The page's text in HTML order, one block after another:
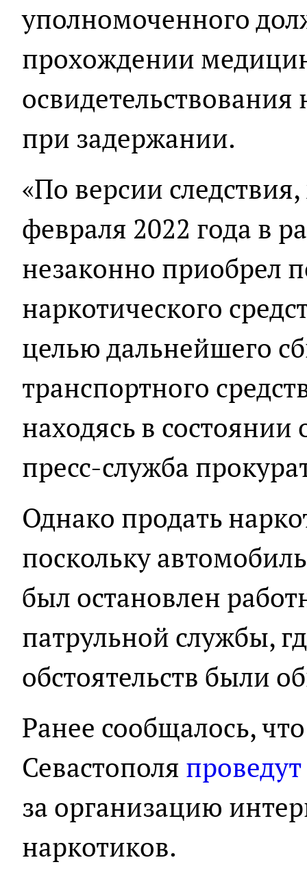
уполномоченного
прохождении
при задержании.
«По версии
февраля 2022 года в
незаконно приобрел
наркотического
целью дальнейшего
транспортного
находясь в
пресс-служба
Однако продать
поскольку
был остановлен
патрульной службы,
обстоятельств были
Ранее сообщалось,
Севастополя проведут
за организацию
наркотиков.